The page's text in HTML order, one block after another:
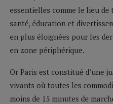
essentielles comme le lieu de
santé, éducation et
en plus éloignées pour les
en zone périphérique.
Or Paris est constitué d’une
vivants où toutes les
moins de 15 minutes de